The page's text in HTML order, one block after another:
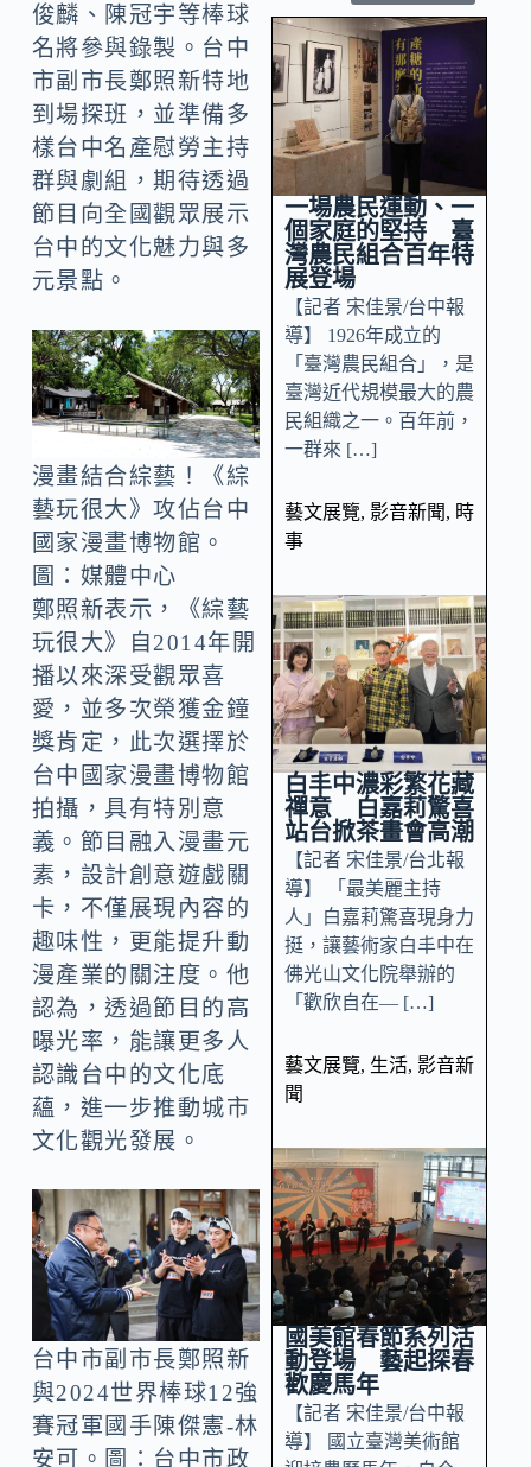
俊麟、陳冠宇等棒球
名將參與錄製。台中
市副市長鄭照新特地
到場探班，並準備多
樣台中名產慰勞主持
群與劇組，期待透過
節目向全國觀眾展示
台中的文化魅力與多
元景點。
漫畫結合綜藝！《綜
藝玩很大》攻佔台中
國家漫畫博物館。
圖：媒體中心
鄭照新表示，《綜藝
玩很大》自2014年開
播以來深受觀眾喜
愛，並多次榮獲金鐘
獎肯定，此次選擇於
台中國家漫畫博物館
拍攝，具有特別意
義。節目融入漫畫元
素，設計創意遊戲關
卡，不僅展現內容的
趣味性，更能提升動
漫產業的關注度。他
認為，透過節目的高
曝光率，能讓更多人
認識台中的文化底
蘊，進一步推動城市
文化觀光發展。
台中市副市長鄭照新
與2024世界棒球12強
賽冠軍國手陳傑憲-林
安可。圖：台中市政
一場農民運動、一
個家庭的堅持 臺
灣農民組合百年特
展登場
【記者 宋佳景/台中報
導】 1926年成立的
「臺灣農民組合」，是
臺灣近代規模最大的農
民組織之一。百年前，
一群來 […]
藝文展覽, 影音新聞, 時
事
白丰中濃彩繁花藏
禪意 白嘉莉驚喜
站台掀茶畫會高潮
【記者 宋佳景/台北報
導】 「最美麗主持
人」白嘉莉驚喜現身力
挺，讓藝術家白丰中在
佛光山文化院舉辦的
「歡欣自在— […]
藝文展覽, 生活, 影音新
聞
國美館春節系列活
動登場 藝起探春
歡慶馬年
【記者 宋佳景/台中報
導】 國立臺灣美術館